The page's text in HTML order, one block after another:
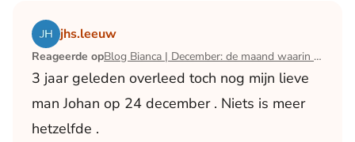
jhs.leeuw
Reageerde op Blog Bianca | December: de maand waarin ik mijn man verloor
3 jaar geleden overleed toch nog mijn lieve
man Johan op 24 december . Niets is meer
hetzelfde .
Lees het artikel Blog Bianca | December: de maand